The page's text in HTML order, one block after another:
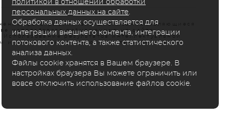
фотографии, тексты, описания, являющиеся
использовать размещенные на сайте
результатов интеллектуальной
и влечет ответственность, установленную
политикой в отношении обработки
персональных данных на сайте.
Обработка данных осуществляется для
интеграции внешнего контента, интеграции
потокового контента, а также статистического
анализа данных.
Файлы cookie хранятся в Вашем браузере. В
настройках браузера Вы можете ограничить или
вовсе отключить использование файлов cookie.